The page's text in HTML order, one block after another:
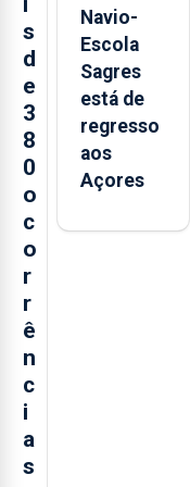
s
d
e
3
8
0
o
c
o
r
r
ê
n
c
i
a
s
Navio-
Escola
Sagres
está de
regresso
aos
Açores